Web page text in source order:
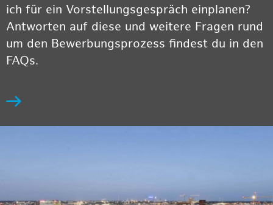
ich für ein Vorstellungsgespräch einplanen?
Antworten auf diese und weitere Fragen rund
um den Bewerbungsprozess findest du in den
FAQs.